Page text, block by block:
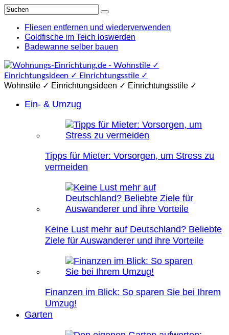
Fliesen entfernen und wiederverwenden
Goldfische im Teich loswerden
Badewanne selber bauen
Wohnstile ✓ Einrichtungsideen ✓ Einrichtungsstile ✓
Ein- & Umzug
Tipps für Mieter: Vorsorgen, um Stress zu
vermeiden
Keine Lust mehr auf Deutschland? Beliebte
Ziele für Auswanderer und ihre Vorteile
Finanzen im Blick: So sparen Sie bei Ihrem
Umzug!
Garten